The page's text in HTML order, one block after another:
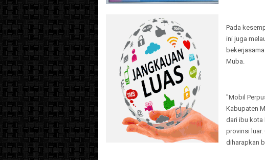
Pada
ini juga
Muba.
"Mobil
Kabupaten
dari ibu kota
provinsi
diharapkan